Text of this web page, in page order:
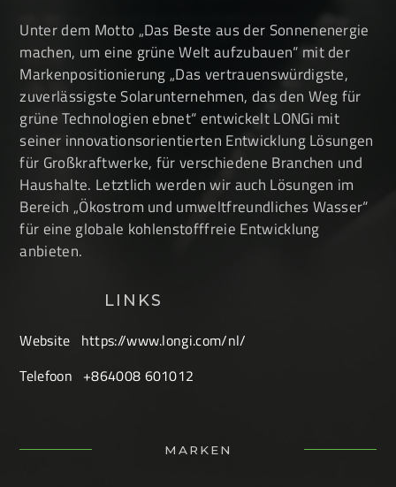
Unter dem Motto „Das Beste aus der Sonnenenergie
machen, um eine grüne Welt aufzubauen“ mit der
Markenpositionierung „Das vertrauenswürdigste,
zuverlässigste Solarunternehmen, das den Weg für
grüne Technologien ebnet“ entwickelt LONGi mit
seiner innovationsorientierten Entwicklung Lösungen
für Großkraftwerke, für verschiedene Branchen und
Haushalte. Letztlich werden wir auch Lösungen im
Bereich „Ökostrom und umweltfreundliches Wasser“
für eine globale kohlenstofffreie Entwicklung
anbieten.
LINKS
Website
https://www.longi.com/nl/
Telefoon
+864008 601012
MARKEN